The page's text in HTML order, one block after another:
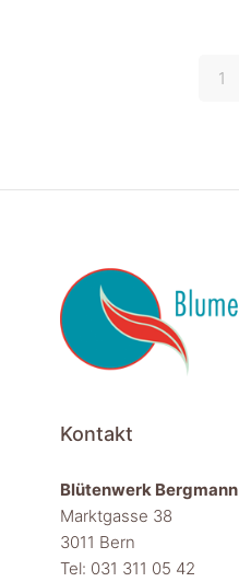
1
Kontakt
Blütenwerk Bergmann
Marktgasse 38
3011 Bern
Tel: 031 311 05 42